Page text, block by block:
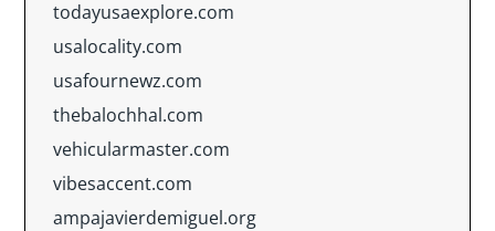
todayusaexplore.com
usalocality.com
usafournewz.com
thebalochhal.com
vehicularmaster.com
vibesaccent.com
ampajavierdemiguel.org